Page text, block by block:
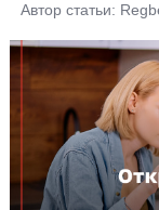
Автор статьи: